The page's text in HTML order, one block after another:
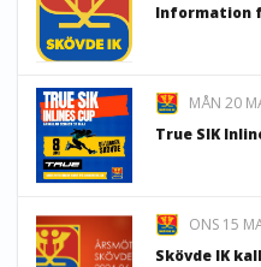
Information
MÅN 20
True SIK
ONS 15
Skövde IK